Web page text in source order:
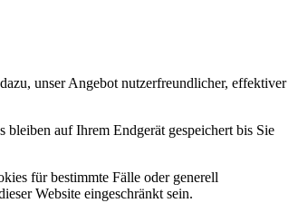
unser Angebot nutzerfreundlicher, effektiver
bleiben auf Ihrem Endgerät gespeichert bis Sie
für bestimmte Fälle oder generell
Website eingeschränkt sein.